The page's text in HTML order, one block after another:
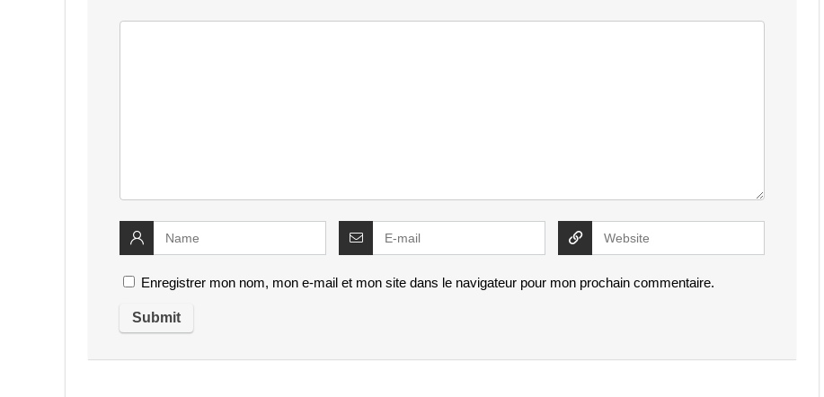
Enregistrer mon nom, mon e-mail et mon site dans le navigateur pour mon prochain commentaire.